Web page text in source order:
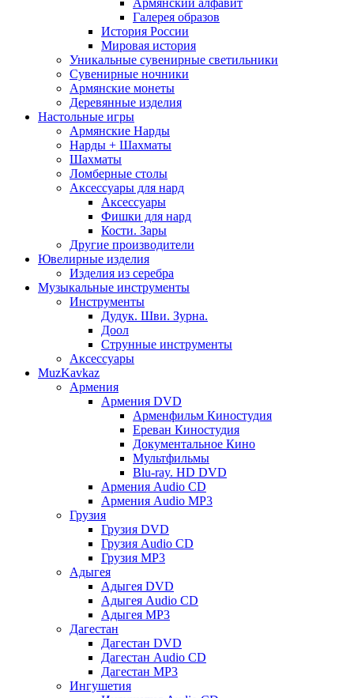
Армянский алфавит
Галерея образов
История России
Мировая история
Уникальные сувенирные светильники
Сувенирные ночники
Армянские монеты
Деревянные изделия
Настольные игры
Армянские Нарды
Нарды + Шахматы
Шахматы
Ломберные столы
Аксессуары для нард
Аксессуары
Фишки для нард
Кости. Зары
Другие производители
Ювелирные изделия
Изделия из серебра
Музыкальные инструменты
Инструменты
Дудук. Шви. Зурна.
Доол
Струнные инструменты
Аксессуары
MuzKavkaz
Армения
Армения DVD
Арменфильм Киностудия
Ереван Киностудия
Документальное Кино
Мультфильмы
Blu-ray. HD DVD
Армения Audio CD
Армения Audio MP3
Грузия
Грузия DVD
Грузия Audio CD
Грузия MP3
Адыгея
Адыгея DVD
Адыгея Audio CD
Адыгея MP3
Дагестан
Дагестан DVD
Дагестан Audio CD
Дагестан MP3
Ингушетия